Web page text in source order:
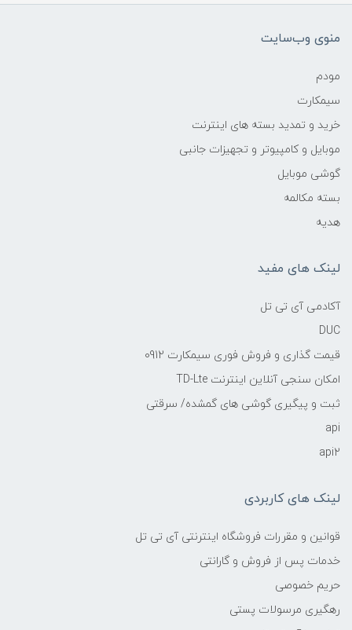
منوی وب‌سایت
مودم
سیمکارت
خرید و تمدید بسته های اینترنت
موبایل و کامپیوتر و تجهیزات جانبی
گوشی موبایل
بسته مکالمه
هدیه
لینک های مفید
آکادمی آی تی تل
DUC
قیمت گذاری و فروش فوری سیمکارت 0912
امکان سنجی آنلاین اینترنت TD-Lte
ثبت و پیگیری گوشی های گمشده/ سرقتی
api
api2
لینک های کاربردی
قوانین و مقررات فروشگاه اینترنتی آی تی تل
خدمات پس از فروش و گارانتی
حریم خصوصی
رهگیری مرسولات پستی